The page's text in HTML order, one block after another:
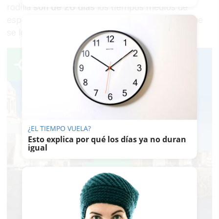
rodilla son de 26 días los tiempos medios de
espera, y en los de columna, 67, "estándares que
¿EL TIEMPO VUELA?
Esto explica por qué los días ya no duran
igual